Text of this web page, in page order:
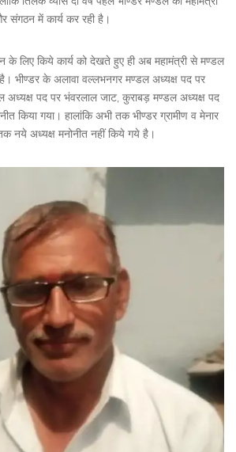
संगठन में कार्य कर रही है।
के लिए किये कार्य को देखते हुए ही अब महामंत्री से मण्डल
है। भीण्डर के अलावा वल्लभनगर मण्डल अध्यक्ष पद पर
अध्यक्ष पद पर भंवरलाल जाट, कुराबड़ मण्डल अध्यक्ष पद
किया गया। हालांकि अभी तक भीण्डर ग्रामीण व मेनार
नये अध्यक्ष मनोनीत नहीं किये गये है।